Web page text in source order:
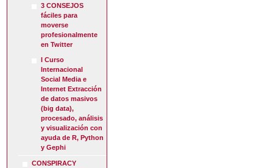
3 CONSEJOS
fáciles para
moverse
profesionalmente
en Twitter
I Curso
Internacional
Social Media e
Internet Extracción
de datos masivos
(big data),
procesado, análisis
y visualización con
ayuda de R, Python
y Gephi
CONSPIRACY